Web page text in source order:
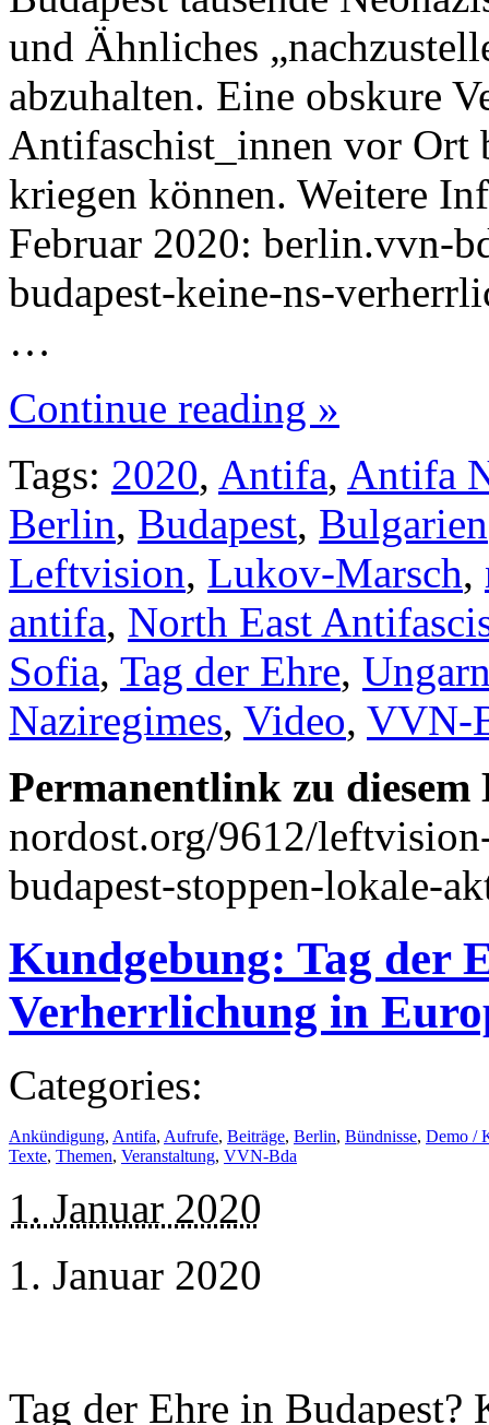
und Ähnliches
abzuhalten. Eine obskure
Antifaschist_innen vor Ort
kriegen können. Weitere
Februar 2020: berlin.vvn-
budapest-keine-ns-
…
Continue reading »
Tags: 2020, Antifa, Antifa
Berlin, Budapest, Bulgarien
Leftvision, Lukov-Marsch,
antifa, North East
Sofia, Tag der Ehre,
Naziregimes, Video, VVN-
Permanentlink zu
nordost.org/9612/
budapest-stoppen-lokale-
Kundgebung: Tag der
Verherrlichung in
Categories:
Ankündigung, Antifa, Aufrufe, Beiträge, Berlin, Bündnisse, Demo /
Texte, Themen, Veranstaltung, VVN-Bda
1. Januar 2020
1. Januar 2020
Tag der Ehre in